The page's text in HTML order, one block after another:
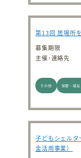
第13回 居場所
募集期限
主催･連絡先
その他 保健・福祉
子どもシェル
金活用事業）